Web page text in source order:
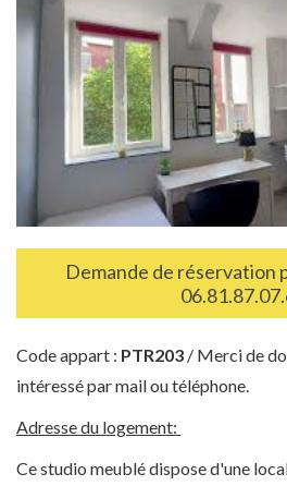
Demande de réservation
Code appart : PTR203 / Merci de
intéressé par mail ou téléphone.
Adresse du logement:
Ce studio meublé dispose d'une